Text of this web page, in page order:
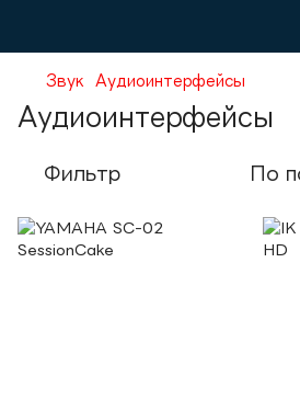
Звук Аудиоинтерфейсы
Аудиоинтерфейсы
Фильтр По